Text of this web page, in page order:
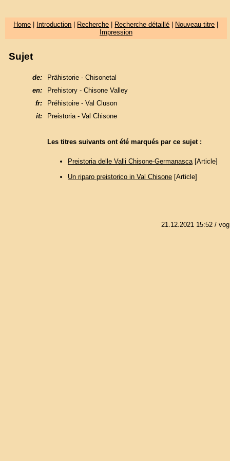
Home Introduction Recherche Recherche détaillé Nouveau titre
Impression
Sujet
de:
Prähistorie - Chisonetal
en:
Prehistory - Chisone Valley
fr:
Préhistoire - Val Cluson
it:
Preistoria - Val Chisone
Les titres suivants ont été marqués par ce sujet :
Preistoria delle Valli Chisone-Germanasca[Article]
Un riparo preistorico in Val Chisone[Article]
21.12.2021 15:52/ vog